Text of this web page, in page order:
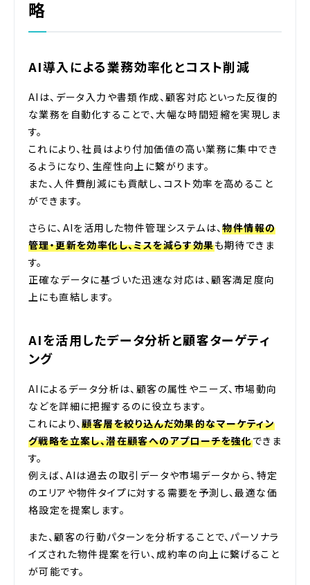
略
AI導入による業務効率化とコスト削減
AIは、データ入力や書類作成、顧客対応といった反復的
な業務を自動化することで、大幅な時間短縮を実現しま
す。
これにより、社員はより付加価値の高い業務に集中でき
るようになり、生産性向上に繋がります。
また、人件費削減にも貢献し、コスト効率を高めること
ができます。
さらに、AIを活用した物件管理システムは、物件情報の
管理・更新を効率化し、ミスを減らす効果も期待できま
す。
正確なデータに基づいた迅速な対応は、顧客満足度向
上にも直結します。
AIを活用したデータ分析と顧客ターゲティ
ング
AIによるデータ分析は、顧客の属性やニーズ、市場動向
などを詳細に把握するのに役立ちます。
これにより、顧客層を絞り込んだ効果的なマーケティン
グ戦略を立案し、潜在顧客へのアプローチを強化できま
す。
例えば、AIは過去の取引データや市場データから、特定
のエリアや物件タイプに対する需要を予測し、最適な価
格設定を提案します。
また、顧客の行動パターンを分析することで、パーソナラ
イズされた物件提案を行い、成約率の向上に繋げること
が可能です。